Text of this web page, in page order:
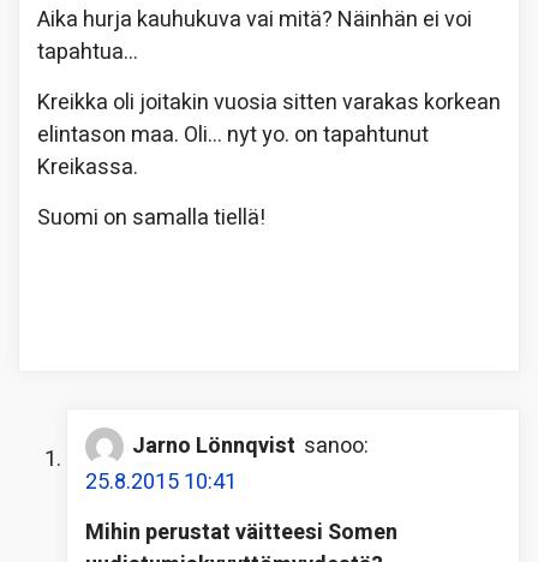
Aika hurja kauhukuva vai mitä? Näinhän ei voi
tapahtua…
Kreikka oli joitakin vuosia sitten varakas korkean
elintason maa. Oli… nyt yo. on tapahtunut
Kreikassa.
Suomi on samalla tiellä!
Jarno Lönnqvist sanoo:
25.8.2015 10:41
Mihin perustat väitteesi Somen